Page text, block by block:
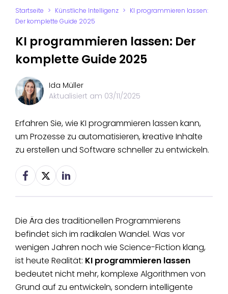
Startseite > Künstliche Intelligenz > KI programmieren lassen:
Der komplette Guide 2025
KI programmieren lassen: Der
komplette Guide 2025
Ida Müller
Aktualisiert am 03/11/2025
Erfahren Sie, wie KI programmieren lassen kann,
um Prozesse zu automatisieren, kreative Inhalte
zu erstellen und Software schneller zu entwickeln.
Die Ära des traditionellen Programmierens
befindet sich im radikalen Wandel. Was vor
wenigen Jahren noch wie Science-Fiction klang,
ist heute Realität: KI programmieren lassen
bedeutet nicht mehr, komplexe Algorithmen von
Grund auf zu entwickeln, sondern intelligente